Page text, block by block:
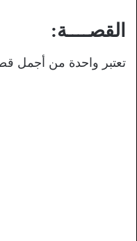
القصــــة:
تعتبر واحدة من أجمل